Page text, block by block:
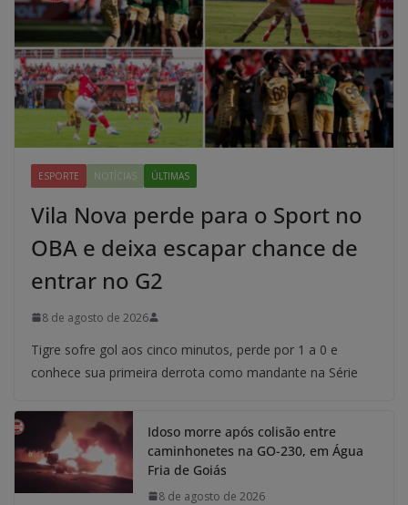
ESPORTE NOTÍCIAS ÚLTIMAS
Vila Nova perde para o Sport no
OBA e deixa escapar chance de
entrar no G2
8 de agosto de 2026
Tigre sofre gol aos cinco minutos, perde por 1 a 0 e
conhece sua primeira derrota como mandante na Série
Idoso morre após colisão entre
caminhonetes na GO-230, em Água
Fria de Goiás
8 de agosto de 2026